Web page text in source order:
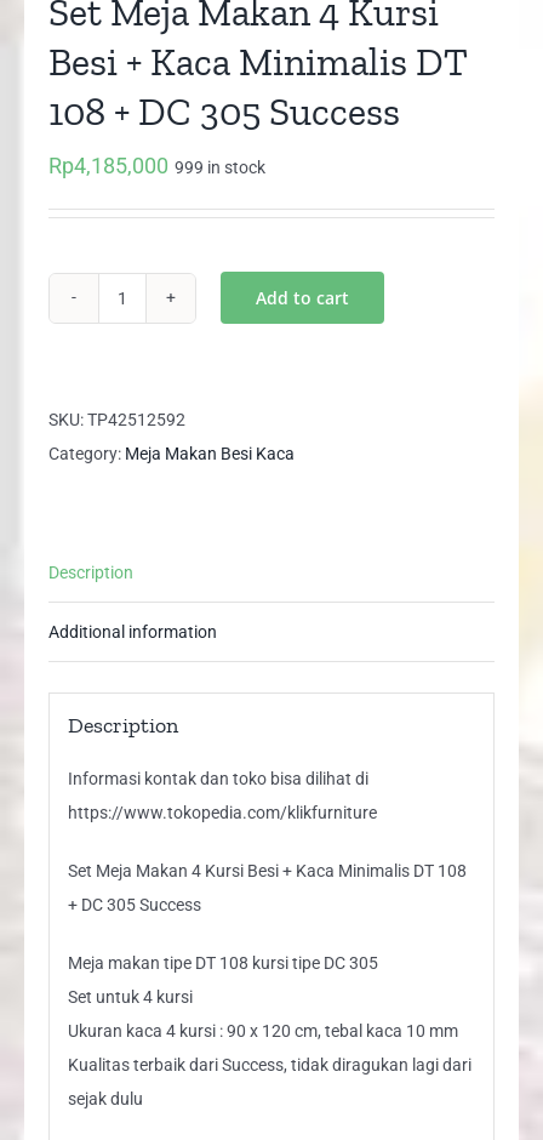
Set Meja Makan 4 Kursi
Besi + Kaca Minimalis DT
108 + DC 305 Success
Rp4,185,000 999 in stock
4
Kursi
Minimalis
DC
Success
quantity
Add to cart
SKU:TP42512592
Category: Meja Makan Besi Kaca
Description
Additional information
Description
Informasi kontak dan toko bisa dilihat di
https://www.tokopedia.com/klikfurniture
Set Meja Makan 4 Kursi Besi + Kaca Minimalis DT 108
+ DC 305 Success
Meja makan tipe DT 108 kursi tipe DC 305
Set untuk 4 kursi
Ukuran kaca 4 kursi : 90 x 120 cm, tebal kaca 10 mm
Kualitas terbaik dari Success, tidak diragukan lagi dari
sejak dulu